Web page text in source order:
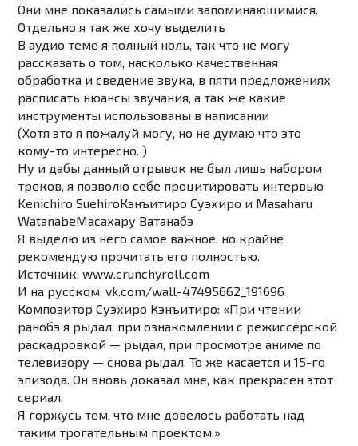
Они мне показались самыми запоминающимися.
Отдельно я так же хочу выделить
В аудио теме я полный ноль, так что не могу
рассказать о том, насколько качественная
обработка и сведение звука, в пяти предложениях
расписать нюансы звучания, а так же какие
инструменты использованы в написании
(Хотя это я пожалуй могу, но не думаю что это
кому-то интересно. )
Ну и дабы данный отрывок не был лишь набором
треков, я позволю себе процитировать интервью
Kenichiro SuehiroКэнъитиро Суэхиро и Masaharu
WatanabeМасахару Ватанабэ
Я выделю из него самое важное, но крайне
рекомендую прочитать его полностью.
Источник:www.crunchyroll.com
И на русском:vk.com/wall-47495662_191696
Композитор Суэхиро Кэнъитиро: «При чтении
ранобэ я рыдал, при ознакомлении с режиссёрской
раскадровкой — рыдал, при просмотре аниме по
телевизору — снова рыдал. То же касается и 15-го
эпизода. Он вновь доказал мне, как прекрасен этот
сериал.
Я горжусь тем, что мне довелось работать над
таким трогательным проектом.»